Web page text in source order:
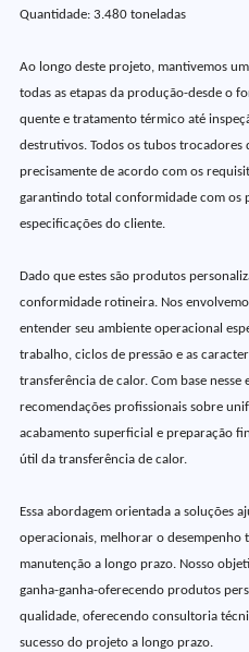
Quantidade: 3.480 toneladas
Ao longo deste projeto, mantivemos
todas as etapas da produção-desde o
quente e tratamento térmico até
destrutivos. Todos os tubos
precisamente de acordo com os
garantindo total conformidade com os
especificações do cliente.
Dado que estes são produtos
conformidade rotineira. Nos
entender seu ambiente operacional
trabalho, ciclos de pressão e as
transferência de calor. Com base
recomendações profissionais sobre
acabamento superficial e preparação
útil da transferência de calor.
Essa abordagem orientada a soluções
operacionais, melhorar o desempenho
manutenção a longo prazo. Nosso
ganha-ganha-oferecendo produtos
qualidade, oferecendo consultoria
sucesso do projeto a longo prazo.